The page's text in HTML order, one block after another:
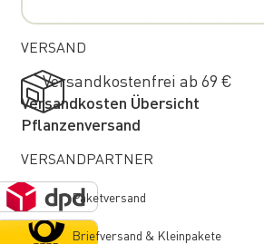
VERSAND
Versandkostenfrei ab 69 €
Versandkosten Übersicht
Pflanzenversand
VERSANDPARTNER
Paketversand
Briefversand & Kleinpakete